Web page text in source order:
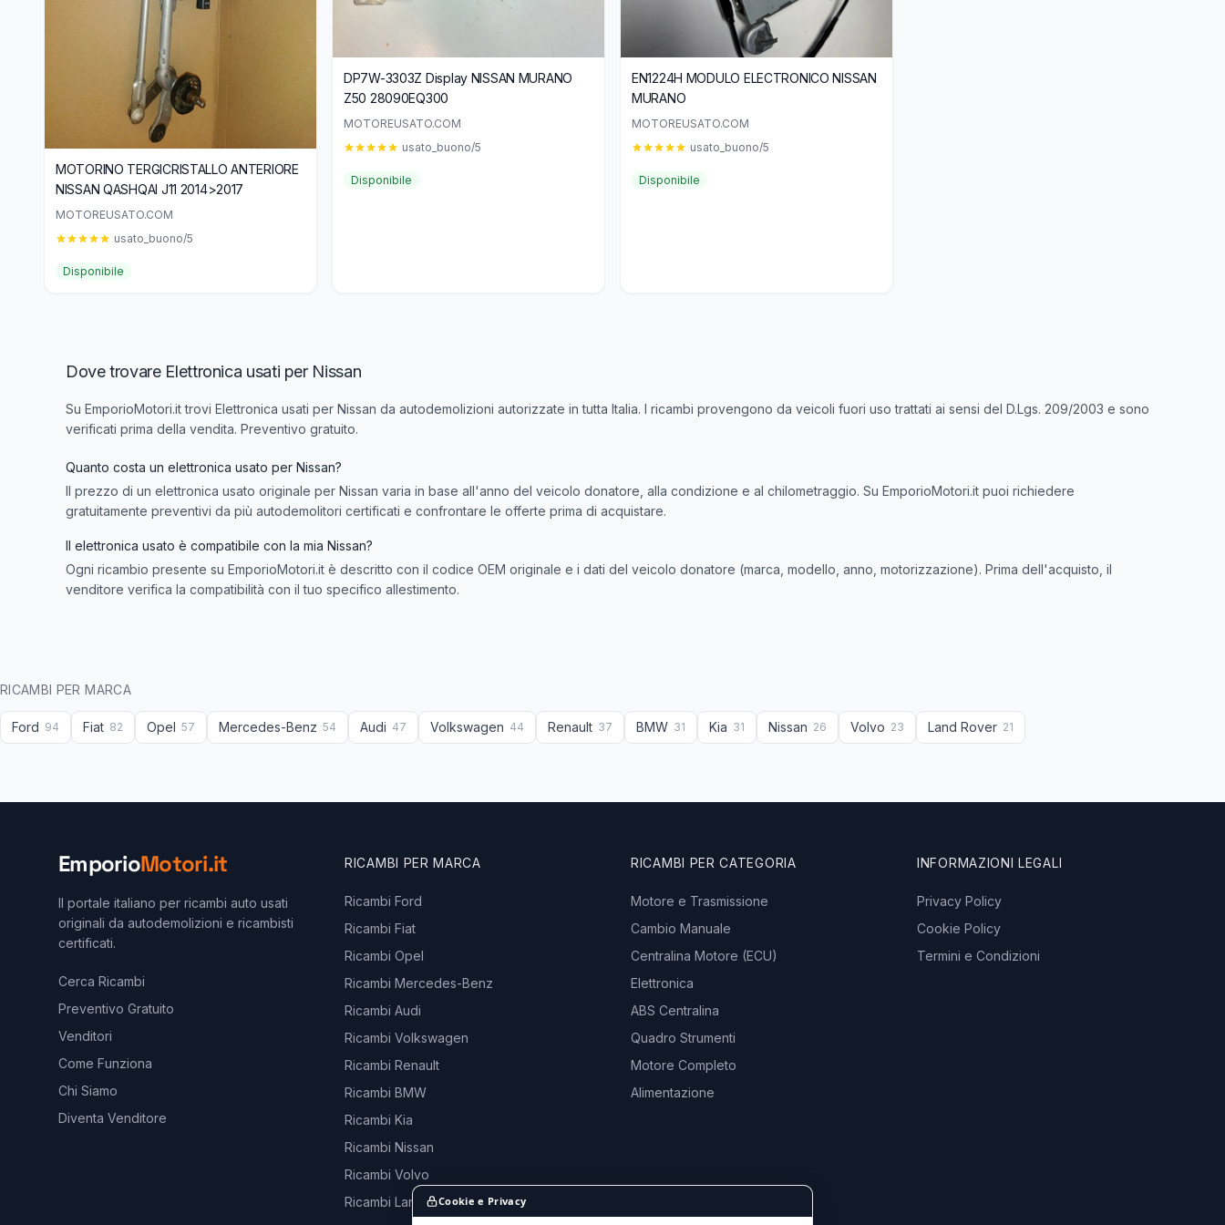
MOTORINO TERGICRISTALLO ANTERIORE
NISSAN QASHQAI J11 2014>2017
MOTOREUSATO.COM
usato_buono/5
Disponibile
DP7W-3303Z Display NISSAN MURANO
Z50 28090EQ300
MOTOREUSATO.COM
usato_buono/5
Disponibile
EN1224H MODULO ELECTRONICO NISSAN
MURANO
MOTOREUSATO.COM
usato_buono/5
Disponibile
Dove trovare Elettronica usati per Nissan
Su EmporioMotori.it trovi Elettronica usati per Nissan da autodemolizioni autorizzate in tutta Italia. I ricambi provengono da veicoli fuori uso trattati ai sensi del D.Lgs. 209/2003 e sono
verificati prima della vendita. Preventivo gratuito.
Quanto costa un elettronica usato per Nissan?
Il prezzo di un elettronica usato originale per Nissan varia in base all'anno del veicolo donatore, alla condizione e al chilometraggio. Su EmporioMotori.it puoi richiedere
gratuitamente preventivi da più autodemolitori certificati e confrontare le offerte prima di acquistare.
Il elettronica usato è compatibile con la mia Nissan?
Ogni ricambio presente su EmporioMotori.it è descritto con il codice OEM originale e i dati del veicolo donatore (marca, modello, anno, motorizzazione). Prima dell'acquisto, il
venditore verifica la compatibilità con il tuo specifico allestimento.
RICAMBI PER MARCA
Ford 94 Fiat 82 Opel 57 Mercedes-Benz 54 Audi 47 Volkswagen 44 Renault 37 BMW 31 Kia 31 Nissan 26 Volvo 23 Land Rover 21
EmporioMotori.it
Il portale italiano per ricambi auto usati
originali da autodemolizioni e ricambisti
certificati.
Cerca Ricambi
Preventivo Gratuito
Venditori
Come Funziona
Chi Siamo
Diventa Venditore
RICAMBI PER MARCA
Ricambi Ford
Ricambi Fiat
Ricambi Opel
Ricambi Mercedes-Benz
Ricambi Audi
Ricambi Volkswagen
Ricambi Renault
Ricambi BMW
Ricambi Kia
Ricambi Nissan
Ricambi Volvo
Ricambi Land Rover
RICAMBI PER CATEGORIA
Motore e Trasmissione
Cambio Manuale
Centralina Motore (ECU)
Elettronica
ABS Centralina
Quadro Strumenti
Motore Completo
Alimentazione
INFORMAZIONI LEGALI
Privacy Policy
Cookie Policy
Termini e Condizioni
Cookie e Privacy